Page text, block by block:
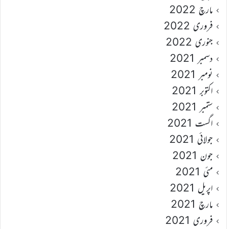
مارچ 2022
فروری 2022
جنوری 2022
دسمبر 2021
نومبر 2021
اکتوبر 2021
ستمبر 2021
اگست 2021
جولائی 2021
جون 2021
مئی 2021
اپریل 2021
مارچ 2021
فروری 2021